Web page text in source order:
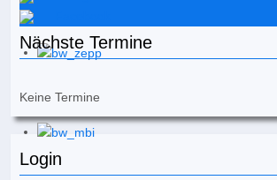
Nächste Termine
Keine Termine
Login